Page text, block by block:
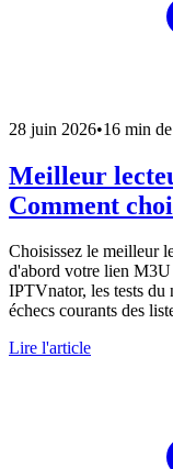
28 juin 2026•16 min
Meilleur
Comment
Choisissez le meilleur
d'abord votre lien
IPTVnator, les tests du
échecs courants des
Lire l'article